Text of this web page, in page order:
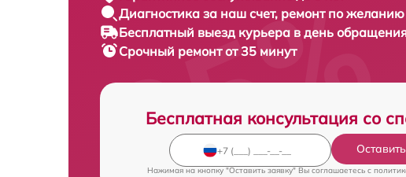
Диагностика за наш счет, ремонт по желанию
Бесплатный выезд курьера в день
Срочный ремонтот 35 минут
Бесплатная консультация со
Нажимая на кнопку "Оставить заявку" Вы соглашаетесь c